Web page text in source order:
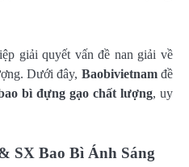
giải quyết vấn đề nan giải về
Dưới đây, Baobivietnamđề
bì đựng gạo chất lượng, uy
SX Bao Bì Ánh Sáng